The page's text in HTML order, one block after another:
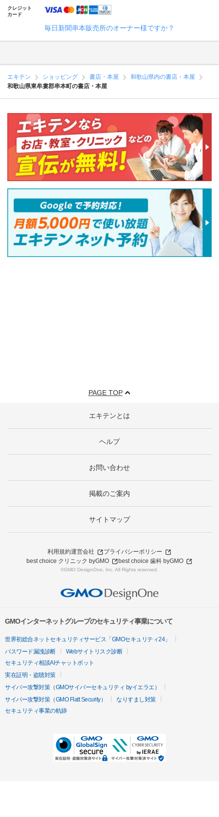
クレジット
カード
毎日新聞串本販売所のオーナー様ですか？
エキテン ショッピング 書店・本屋
和歌山県内の書店・本屋
和歌山県東牟婁郡串本町の書店・本屋
PAGE TOP
エキテンとは
ヘルプ
お問い合わせ
掲載のご案内
サイトマップ
利用規約運営会社
プライバシーポリシー
best choice クリニック byGMO
best choice 歯科 byGMO
©GMO DesignOne, Inc. All Rights reserved.
GMOインターネットグループのセキュリティ事業について
世界初総合ネットセキュリティサービス「GMOセキュリティ24」
パスワード漏洩診断
Webサイトリスク診断
セキュリティ相談AIチャットボット
実在証明・盗聴対策
サイバー攻撃対策（GMOサイバーセキュリティ byイエラエ）
サイバー攻撃対策（GMO Flatt Security）
なりすまし対策
セキュリティ事業の軌跡